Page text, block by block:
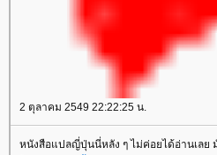
2 ตุลาคม 2549 22:22:25 น.
หนังสือแปลญี่ปุ่นนี่หลัง ๆ ไม่ค่อยได้อ่านเลย